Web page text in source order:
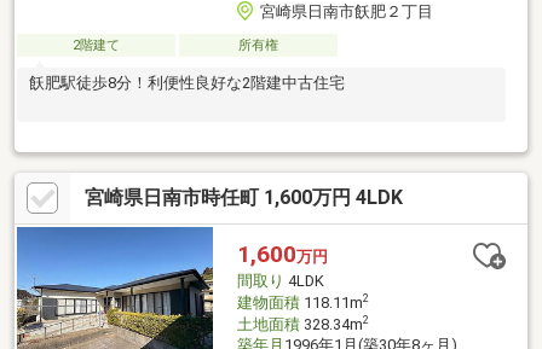
宮崎県日南市飫肥２丁目
2階建て 所有権
飫肥駅徒歩8分！利便性良好な2階建中古住宅
宮崎県日南市時任町 1,600万円 4LDK
1,600万円
間取り 4LDK
建物面積118.11m2
土地面積328.34m2
築年月 1996年1月(築30年8ヶ月)